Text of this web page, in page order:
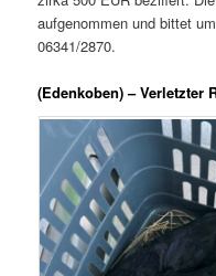
aufgenommen und bittet
06341/2870.
(Edenkoben) – Verletzter